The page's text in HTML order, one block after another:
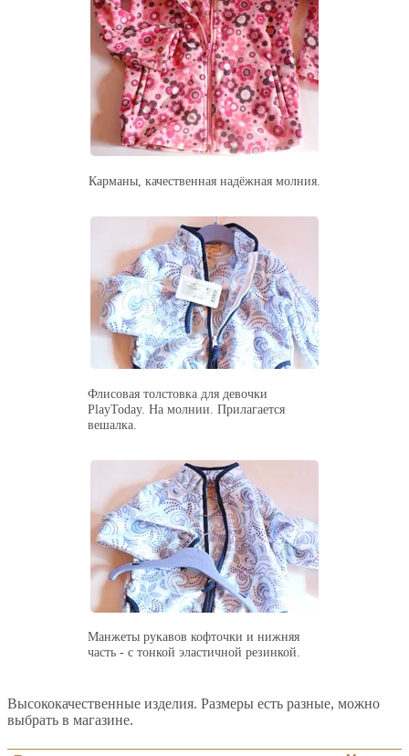
Карманы, качественная надёжная молния.
Флисовая толстовка для девочки
PlayToday. На молнии. Прилагается
вешалка.
Манжеты рукавов кофточки и нижняя
часть - с тонкой эластичной резинкой.
Высококачественные изделия. Размеры есть разные, можно
выбрать в магазине.